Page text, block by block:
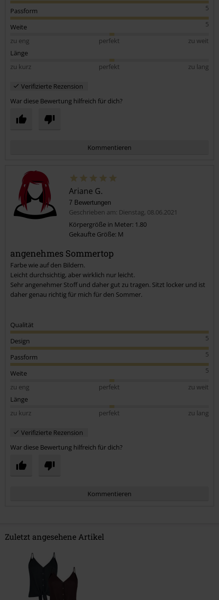
5
Passform
5
Weite
zu eng
perfekt
zu weit
Länge
zu kurz
perfekt zu lang
Verifizierte Rezension
War diese Bewertung hilfreich für dich?
Kommentieren
Kommentar jetzt abschicken!
Ariane G.
7 Bewertungen
Geschrieben am: Dienstag, 08.06.2021
Körpergröße in Meter: 1.80
Gekaufte Größe: M
angenehmes Sommertop
Farbe wie auf den Bildern.
Leicht durchsichtig, aber wirklich nur leicht.
Sehr angenehmer Stoff und daher gut zu tragen. Sitzt locker und ist
daher genau richtig für mich für den Sommer.
Qualität
5
Design
5
Passform
5
Weite
zu eng
perfekt
zu weit
Länge
zu kurz
perfekt zu lang
Verifizierte Rezension
War diese Bewertung hilfreich für dich?
Kommentieren
Kommentar jetzt abschicken!
Zuletzt angesehene Artikel